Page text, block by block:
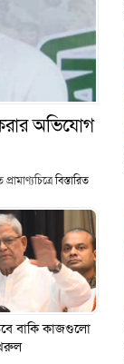
করার অভিযোগ
বিস্তারিত
বাকি কাজগুলো